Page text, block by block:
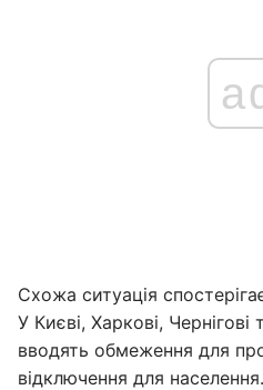
Схожа ситуація
У Києві, Харкові,
вводять обмеження для
відключення для населення.